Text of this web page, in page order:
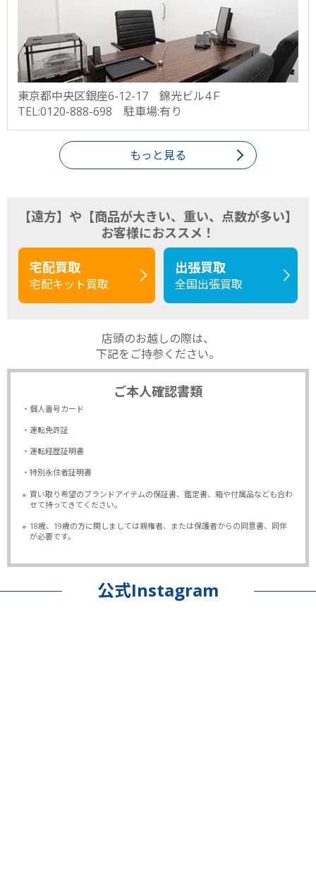
東京都中央区銀座6-12-17 錦光ビル4Ｆ
TEL:0120-888-698 駐車場:有り
もっと見る
【遠方】や【商品が大きい、重い、点数が多い】
お客様におススメ！
宅配買取
宅配キット買取
出張買取
全国出張買取
店頭のお越しの際は、
下記をご持参ください。
ご本人確認書類
・個人番号カード
・運転免許証
・運転経歴証明書
・特別永住者証明書
※ 買い取り希望のブランドアイテムの保証書、鑑定書、箱や付属品なども合わ
せて持ってきてください。
※ 18歳、19歳の方に関しましては親権者、または保護者からの同意書、同伴
が必要です。
公式Instagram